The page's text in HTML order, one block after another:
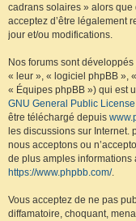
cadrans solaires » alors
acceptez d’être légalement
jour et/ou modifications.
Nos forums sont
« leur », « logiciel phpBB »,
« Équipes phpBB ») qui est
GNU General Public License
être téléchargé depuis
les discussions sur Internet.
nous acceptons ou
de plus amples informations
https://www.phpbb.com/.
Vous acceptez de ne pas
diffamatoire, choquant,